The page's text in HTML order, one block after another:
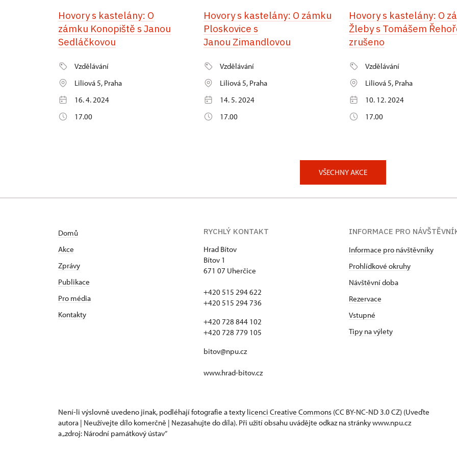
Hovory s kastelány: O
zámku Konopiště s Janou
Sedláčkovou
Vzdělávání
Liliová 5, Praha
16. 4. 2024
17.00
Hovory s kastelány: O zámku
Ploskovice s
Janou Zimandlovou
Vzdělávání
Liliová 5, Praha
14. 5. 2024
17.00
Hovory s kastelány: O
Žleby s Tomášem
zrušeno
Vzdělávání
Liliová 5, Praha
10. 12. 2024
17.00
VŠECHNY AKCE
Domů
Akce
Zprávy
Publikace
Pro média
Kontakty
RYCHLÝ KONTAKT
Hrad Bítov
Bítov 1
671 07 Uherčice
+420 515 294 622
+420 515 294 736
+420 728 844 102
+420 728 779 105
bitov@npu.cz
www.hrad-bitov.cz
INFORMACE PRO
Informace pro návštěvníky
Prohlídkové okruhy
Návštěvní doba
Rezervace
Vstupné
Tipy na výlety
Není-li výslovně uvedeno jinak, podléhají fotografie a texty licenci Creative Commons (CC BY-NC-ND 3.0 CZ) (Uveďte
autora | Neužívejte dílo komerčně | Nezasahujte do díla). Při užití obsahu uvádějte odkaz na stránky www.npu.cz
a „zdroj: Národní památkový ústav“